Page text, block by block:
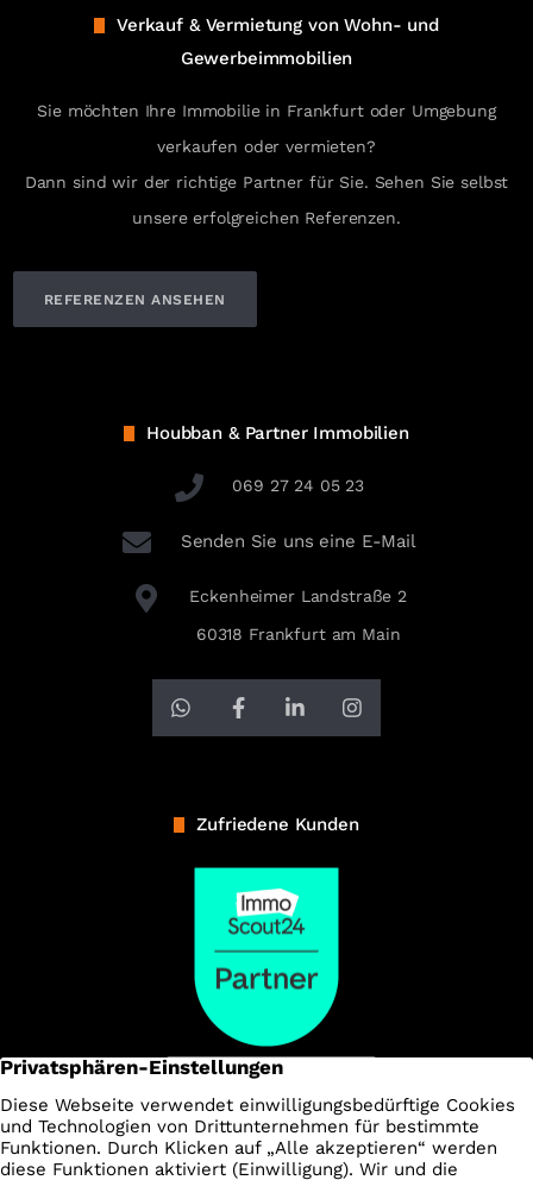
Verkauf & Vermietung von Wohn- und
Gewerbeimmobilien
Sie möchten Ihre Immobilie in Frankfurt oder Umgebung
verkaufen oder vermieten?
Dann sind wir der richtige Partner für Sie. Sehen Sie selbst
unsere erfolgreichen Referenzen.
REFERENZEN ANSEHEN
Houbban & Partner Immobilien
069 27 24 05 23
Senden Sie uns eine E-Mail
Eckenheimer Landstraße 2
60318 Frankfurt am Main
Zufriedene Kunden